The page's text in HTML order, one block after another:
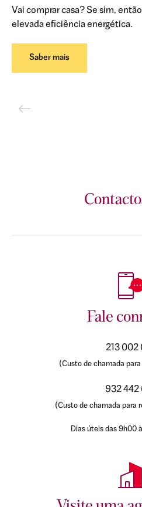
Vai comprar casa? Se sim,
elevada eficiência energética.
Saber mais
Fale
213 002
(Custo de chamada
932 442
(Custo de chamada para
Dias úteis das 9h00